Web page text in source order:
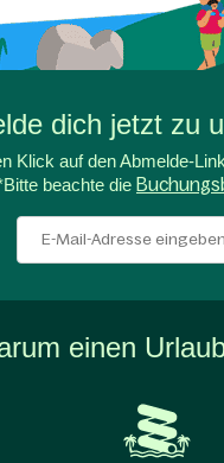
dich jetzt zu
Klick auf den Abmelde-
beachte die
einen